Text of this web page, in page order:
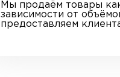
Мы продаём товары
зависимости от
предоставляем